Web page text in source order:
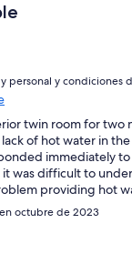
y personal y condiciones
twin room for two
of hot water in
immediately
was difficult to
providing hot
was too dirty to walk
around without
that her feet were
octubre de 2023